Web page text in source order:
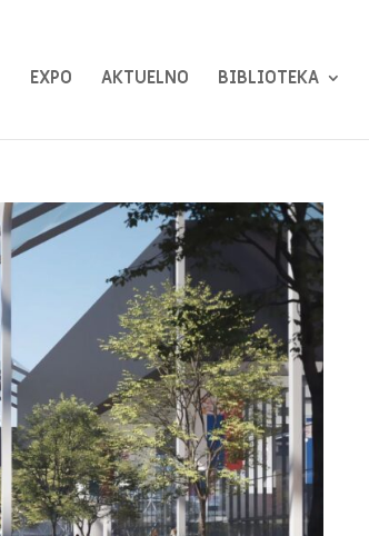
EXPO AKTUELNO BIBLIOTEKA